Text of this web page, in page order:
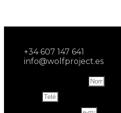
+34 607 147 641
info@wolfproject.es